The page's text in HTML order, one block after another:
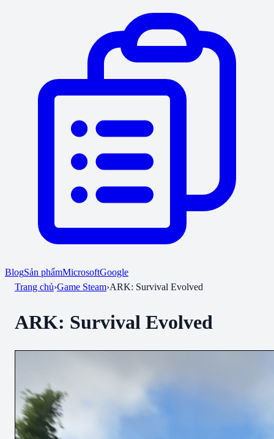
BlogSản phẩmMicrosoftGoogle
Trang chủ›Game Steam›ARK: Survival Evolved
ARK: Survival Evolved